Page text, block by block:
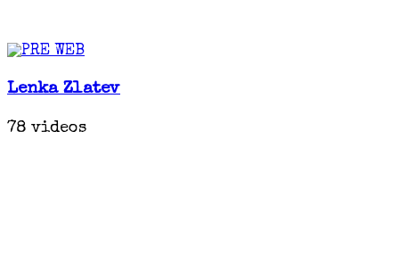
Lenka Zlatev
78 videos